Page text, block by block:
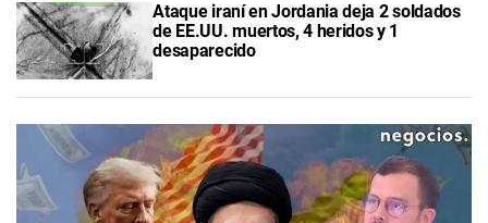
Ataque iraní en Jordania deja 2 soldados
de EE.UU. muertos, 4 heridos y 1
desaparecido